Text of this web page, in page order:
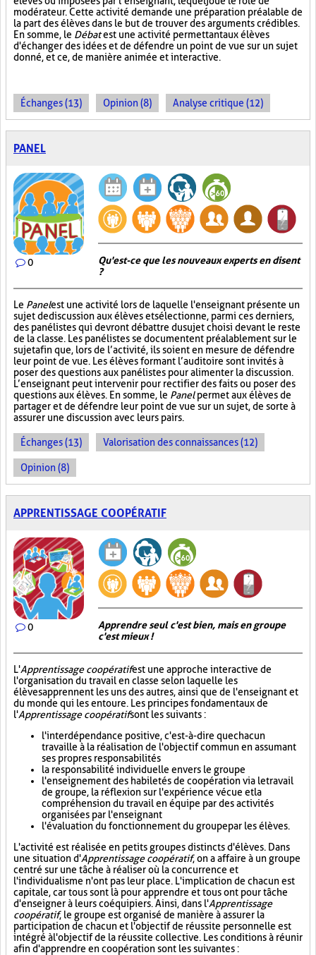
modérateur. Cette activité demande une préparation préalable de
la part des élèves dans le but de trouver des arguments crédibles.
En somme, le Débatest une activité permettant aux élèves
d'échanger des idées et de défendre un point de vue sur un sujet
donné, et ce, de manière animée et interactive.
Échanges (13) Opinion (8) Analyse critique (12)
PANEL
0
Qu'est-ce que les nouveaux experts en disent
?
Le Panelest une activité lors de laquelle l'enseignant présente un
sujet de discussion aux élèves et sélectionne, parmi ces derniers,
des panélistes qui devront débattre du sujet choisi devant le reste
de la classe. Les panélistes se documentent préalablement sur le
sujet afin que, lors de l’activité, ils soient en mesure de défendre
leur point de vue. Les élèves formant l’auditoire sont invités à
poser des questions aux panélistes pour alimenter la discussion.
L’enseignant peut intervenir pour rectifier des faits ou poser des
questions aux élèves. En somme, le Panelpermet aux élèves de
partager et de défendre leur point de vue sur un sujet, de sorte à
assurer une discussion avec leurs pairs.
Échanges (13) Valorisation des connaissances (12)
Opinion (8)
APPRENTISSAGE COOPÉRATIF
0
Apprendre seul c'est bien, mais en groupe
c'est mieux !
L'Apprentissage coopératifest une approche interactive de
l'organisation du travail en classe selon laquelle les
élèves apprennent les uns des autres, ainsi que de l'enseignant et
du monde qui les entoure. Les principes fondamentaux de
l'Apprentissage coopératifsont les suivants :
l'interdépendance positive, c'est-à-dire que chacun
travaille à la réalisation de l'objectif commun en assumant
ses propres responsabilités
la responsabilité individuelle envers le groupe
l'enseignement des habiletés de coopération via le travail
de groupe, la réflexion sur l'expérience vécue et la
compréhension du travail en équipe par des activités
organisées par l'enseignant
l'évaluation du fonctionnement du groupe par les élèves.
L'activité est réalisée en petits groupes distincts d'élèves. Dans
une situation d'Apprentissage coopératif, on a affaire à un groupe
centré sur une tâche à réaliser où la concurrence et
l'individualisme n'ont pas leur place. L'implication de chacun est
capitale, car tous sont là pour apprendre et tous ont pour tâche
d'enseigner à leurs coéquipiers. Ainsi, dans l'Apprentissage
coopératif, le groupe est organisé de manière à assurer la
participation de chacun et l'objectif de réussite personnelle est
intégré à l'objectif de la réussite collective. Les conditions à réunir
afin d'apprendre en coopération sont les suivantes :